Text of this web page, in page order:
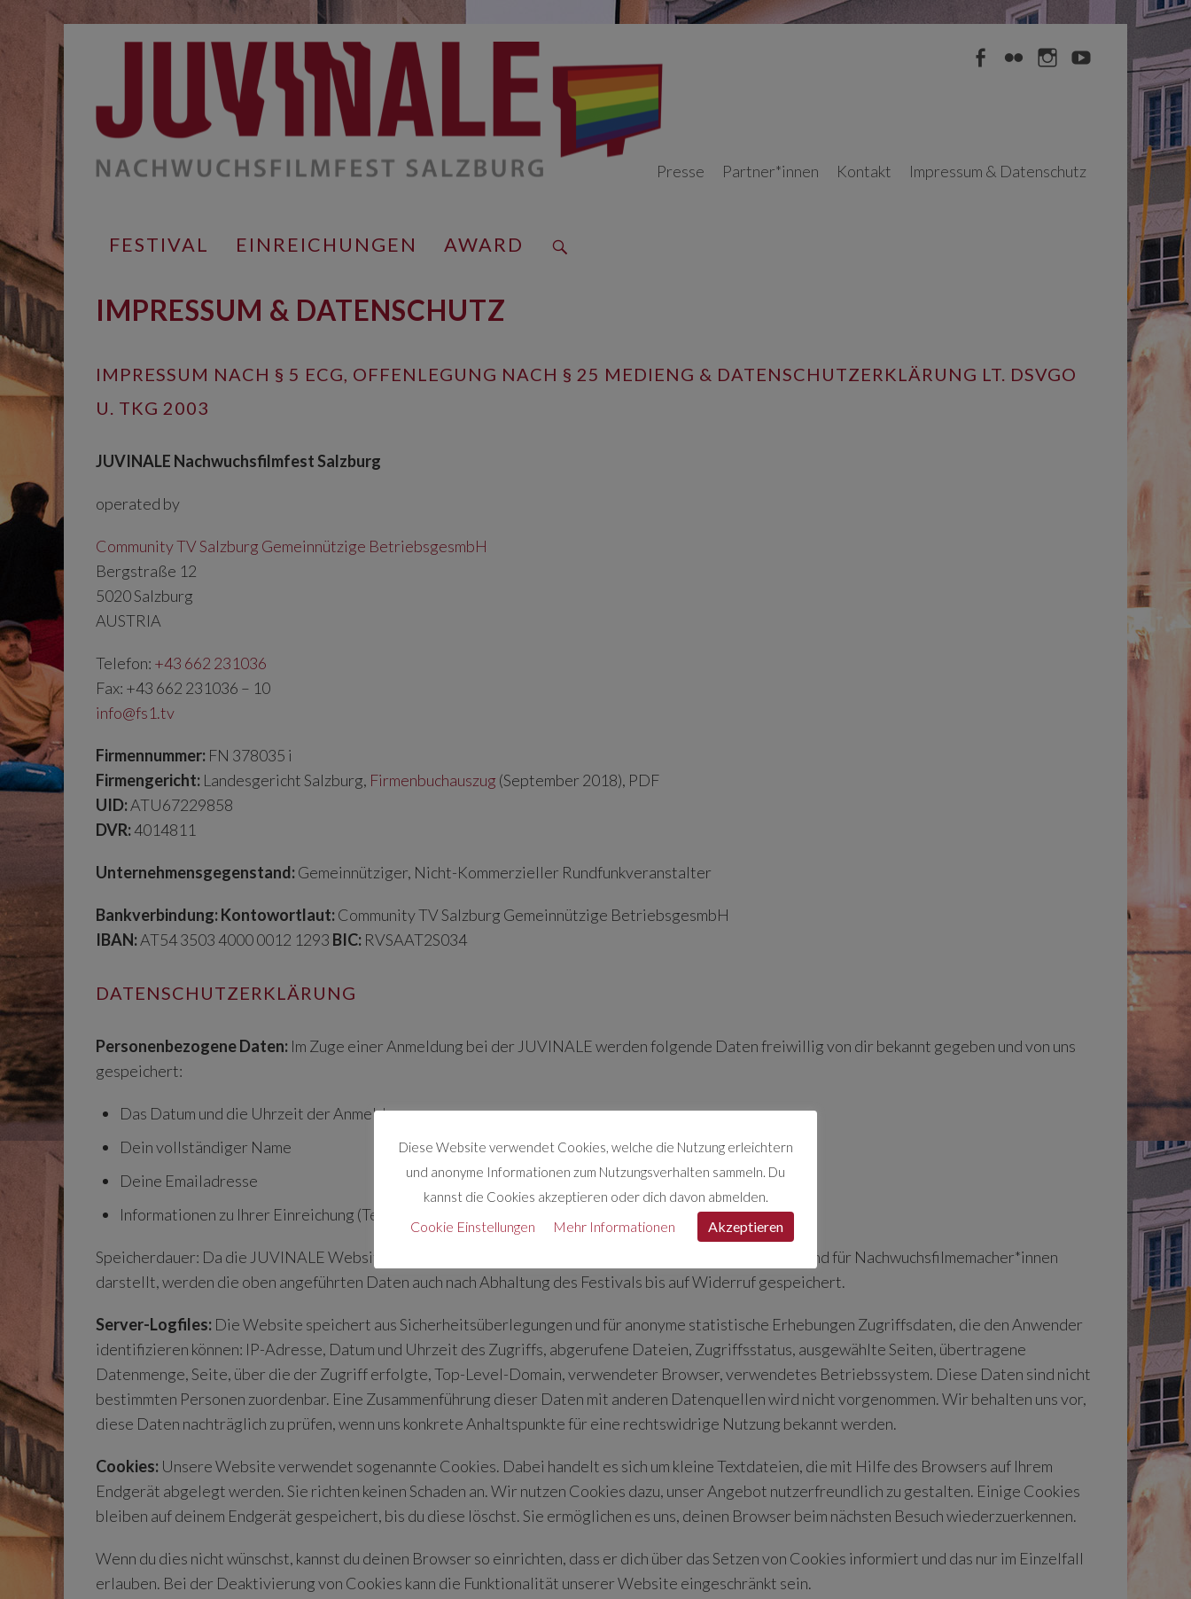
Inhalt
YouTube
Presse Partner*innen Kontakt Impressum & Datenschutz
FESTIVAL EINREICHUNGEN AWARD
IMPRESSUM & DATENSCHUTZ
IMPRESSUM NACH § 5 ECG, OFFENLEGUNG NACH § 25 MEDIENG & DATENSCHUTZERKLÄRUNG LT. DSVGO
U. TKG 2003
JUVINALE Nachwuchsfilmfest Salzburg
operated by
Community TV Salzburg Gemeinnützige BetriebsgesmbH
Bergstraße 12
5020 Salzburg
AUSTRIA
Telefon: +43 662 231036
Fax: +43 662 231036 – 10
info@fs1.tv
Firmennummer: FN 378035 i
Firmengericht: Landesgericht Salzburg, Firmenbuchauszug (September 2018), PDF
UID:ATU67229858
DVR:4014811
Unternehmensgegenstand:Gemeinnütziger, Nicht-Kommerzieller Rundfunkveranstalter
Bankverbindung:Kontowortlaut:Community TV Salzburg Gemeinnützige BetriebsgesmbH
IBAN:AT54 3503 4000 0012 1293 BIC: RVSAAT2S034
DATENSCHUTZERKLÄRUNG
Personenbezogene Daten: Im Zuge einer Anmeldung bei der JUVINALE werden folgende Daten freiwillig von dir bekannt gegeben und von uns
gespeichert:
Das Datum und die Uhrzeit der Anmeldung
Dein vollständiger Name
Deine Emailadresse
Informationen zu Ihrer Einreichung (Texte und Bilder)
Speicherdauer: Da die JUVINALE Website ein Archiv mit eingereichten Werken zur Repräsentation von und für Nachwuchsfilmemacher*innen
darstellt, werden die oben angeführten Daten auch nach Abhaltung des Festivals bis auf Widerruf gespeichert.
Server-Logfiles: Die Website speichert aus Sicherheitsüberlegungen und für anonyme statistische Erhebungen Zugriffsdaten, die den Anwender
identifizieren können: IP-Adresse, Datum und Uhrzeit des Zugriffs, abgerufene Dateien, Zugriffsstatus, ausgewählte Seiten, übertragene
Datenmenge, Seite, über die der Zugriff erfolgte, Top-Level-Domain, verwendeter Browser, verwendetes Betriebssystem. Diese Daten sind nicht
bestimmten Personen zuordenbar. Eine Zusammenführung dieser Daten mit anderen Datenquellen wird nicht vorgenommen. Wir behalten uns vor,
diese Daten nachträglich zu prüfen, wenn uns konkrete Anhaltspunkte für eine rechtswidrige Nutzung bekannt werden.
Cookies: Unsere Website verwendet sogenannte Cookies. Dabei handelt es sich um kleine Textdateien, die mit Hilfe des Browsers auf Ihrem
Endgerät abgelegt werden. Sie richten keinen Schaden an. Wir nutzen Cookies dazu, unser Angebot nutzerfreundlich zu gestalten. Einige Cookies
bleiben auf deinem Endgerät gespeichert, bis du diese löschst. Sie ermöglichen es uns, deinen Browser beim nächsten Besuch wiederzuerkennen.
Wenn du dies nicht wünschst, kannst du deinen Browser so einrichten, dass er dich über das Setzen von Cookies informiert und das nur im Einzelfall
erlauben. Bei der Deaktivierung von Cookies kann die Funktionalität unserer Website eingeschränkt sein.
Diese Website verwendet Cookies, welche die Nutzung erleichtern
und anonyme Informationen zum Nutzungsverhalten sammeln. Du
kannst die Cookies akzeptieren oder dich davon abmelden.
Cookie Einstellungen Mehr Informationen Akzeptieren